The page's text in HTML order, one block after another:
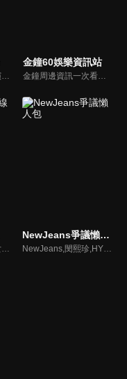
直擊明星藝人現場演出，體驗當下火熱氣氛
金鐘60娛樂資訊站
金鐘周邊資訊一次看，一起預測金鐘得主！
台灣之光舒華所屬女團最新消息報你知
NewJeans爭議懶人包
NewJeans,閔熙珍,HYBE爭議懶人包